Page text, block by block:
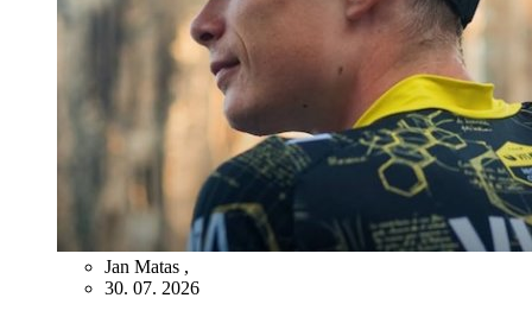
Jan Matas ,
30. 07. 2026